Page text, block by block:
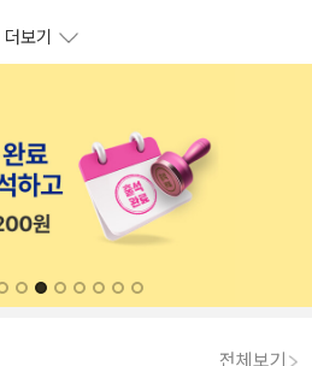
더보기
전체보기